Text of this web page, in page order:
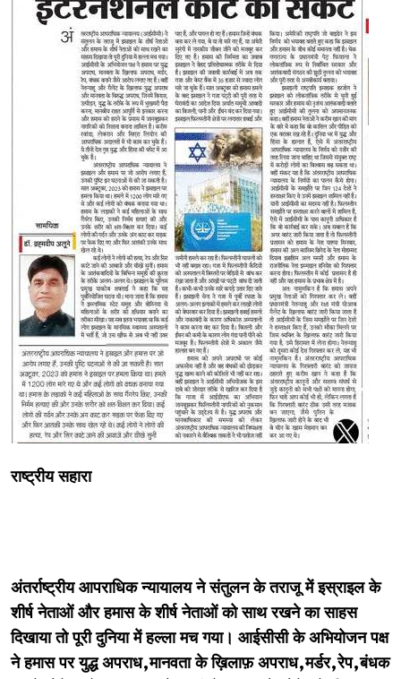
राष्ट्रीय सहारा
अंतर्राष्ट्रीय आपराधिक न्यायालय नेसंतुलन के तराजू में इस्राइल के
शीर्ष नेताओं और हमास के शीर्ष नेताओं को साथ रखने का साहस
दिखाया तो पूरी दुनिया में हल्ला मच गया। आईसीसी के अभियोजन पक्ष
ने हमास पर युद्ध अपराध,मानवता के ख़िलाफ़ अपराध,मर्डर,रेप,बंधक